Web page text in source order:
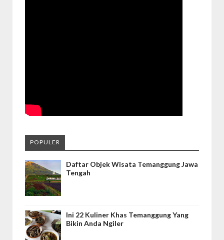
POPULER
Daftar Objek Wisata Temanggung Jawa
Tengah
Ini 22 Kuliner Khas Temanggung Yang
Bikin Anda Ngiler